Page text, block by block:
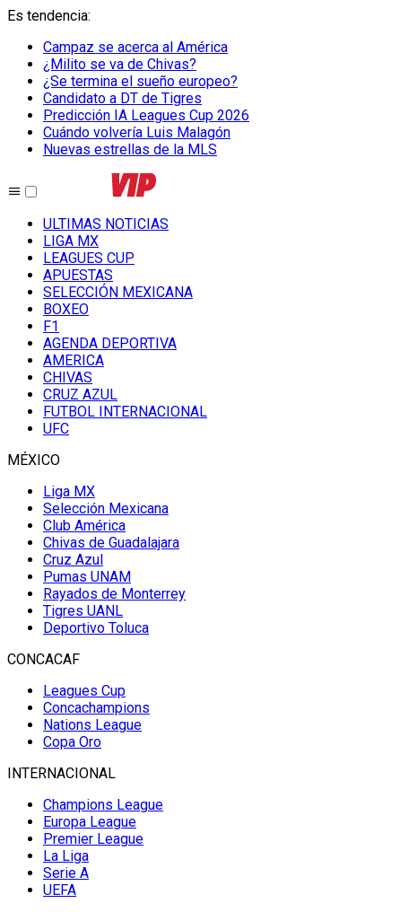
Es tendencia:
Campaz se acerca al América
¿Milito se va de Chivas?
¿Se termina el sueño europeo?
Candidato a DT de Tigres
Predicción IA Leagues Cup 2026
Cuándo volvería Luis Malagón
Nuevas estrellas de la MLS
ULTIMAS NOTICIAS
LIGA MX
LEAGUES CUP
APUESTAS
SELECCIÓN MEXICANA
BOXEO
F1
AGENDA DEPORTIVA
AMERICA
CHIVAS
CRUZ AZUL
FUTBOL INTERNACIONAL
UFC
MÉXICO
Liga MX
Selección Mexicana
Club América
Chivas de Guadalajara
Cruz Azul
Pumas UNAM
Rayados de Monterrey
Tigres UANL
Deportivo Toluca
CONCACAF
Leagues Cup
Concachampions
Nations League
Copa Oro
INTERNACIONAL
Champions League
Europa League
Premier League
La Liga
Serie A
UEFA